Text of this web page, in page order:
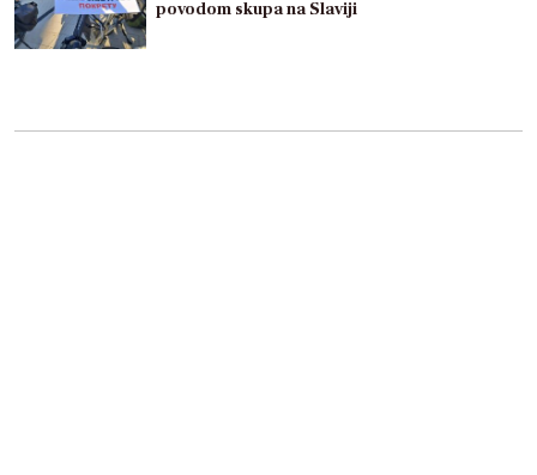
povodom skupa na Slaviji